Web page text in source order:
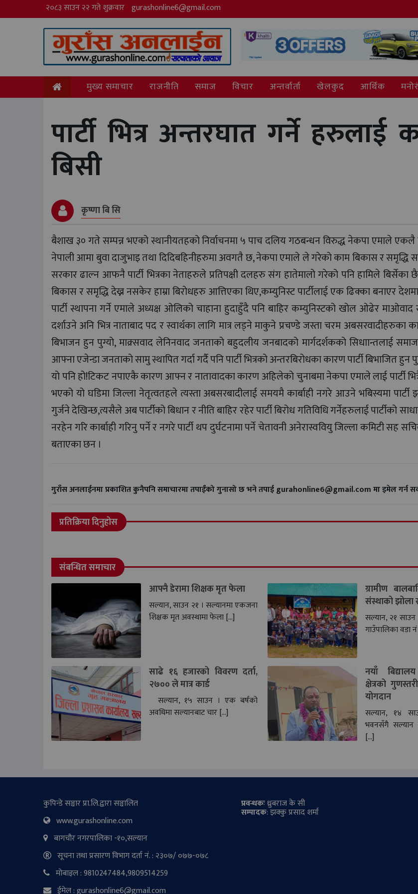
२०८३ साउन २२ गते शुक्रवार gurashonline6@gmail.com
मुख्य समाचार राजनीति समाज विचार अन्तर्वार्ता खेलकुद आर्थिक
पार्टी भित्र अन्तरघात गर्ने हरुलाई
बिसी
कृष्णा बि सि
बैशाख ३० गते सम्पन्न भएको स्थानीयतहको निर्वाचनमा ५ पाच दलिय गठबन्धन विरुद्ध नेकपा एमाले
नेपाली आमा बुवा दाजुभाइ तथा दिदिबहिनीहरुमा अवगतै छ, नेकपा एमाले ले गरेको काम बिकास र समृद्धि
सरकार ढाल्न आफनै पार्टी भित्रका नेताहरुले प्रतिपक्षी दलहरु संग हातेमालो गरेको पनि हामिले बिर्सेका
बिकास र समृद्धि देख्न नसकेर हाम्रा बिरोधहरु आत्तिएका थिए,कम्युनिस्ट पार्टीलाई एक ढिक्का बनाएर
पार्टी स्थापना गर्ने एमाले अध्यक्ष ओलिको चाहाना हुदाहुँदै पनि बाहिर कम्युनिस्टको खोल ओढेर माओवाद र
दर्शाउने अनि भित्र नाताबाद पद र स्वार्थका लागि मात्र लड्ने माकुने प्रचण्डे जस्ता चरम अबसरवादीहरुका
बिभाजन हुन पुग्यो, माक्र्सवाद लेनिनवाद जनताको बहुदलीय जनबादको मार्गदर्शकको सिधाान्तलाई
आफ्ना एजेन्डा जनताको सामु स्थापित गर्दा गर्दै पनि पार्टी भित्रको अन्तरबिरोधका कारण पार्टी बिभाजित हुन
यो पनि हो!टिकट नपाएकै कारण आफ्न र नातावादका कारण अहिलेको चुनाबमा नेकपा एमाले लाई पार्टी
भएको यो घडिमा जिल्ला नेतृत्वतहले त्यस्ता अबसरबादीलाई समयमै कार्बाही नगरे आउने भबिस्यमा पार्टी
गुर्जने देखिन्छ,त्यसैले अब पार्टीको बिधान र नीति बाहिर रहेर पार्टी बिरोध गतिविधि गर्नेहरुलाई पार्टीको
नरहेन गरि कार्बाही गरिनु पर्ने र नगरे पार्टी थप दुर्घटनामा पर्ने चेतावनी अनेरास्ववियु जिल्ला कमिटी सह
बताएका छन ।
गुराँस अनलाईनमा प्रकाशित कुनैपनि समाचारमा तपाईंको गुनासो छ भने तपाई gurahonline6@gmail.com मा इमेल गर्न
प्रतिक्रिया दिनुहोस
संबन्धित समाचार
आफ्नै डेरामा शिक्षक मृत फेला
सल्यान, साउन २१ । सल्यानमा एकजना
शिक्षक मृत अवस्थामा फेला […]
ग्रामीण
संस्थाको झोला
सल्यान, २१ साउन
गाउँपालिका वडा
साढे १६ हजारको विवरण दर्ता,
२७०० ले मात्र कार्ड
सल्यान, १५ साउन । एक बर्षको
अवधिमा सल्यानबाट चार […]
नयाँ
क्षेत्रको
योगदान
सल्यान, १४
भवनसँगै सल्यान
[…]
कुपिन्डे सञ्चार प्रा.लि.द्वारा सञ्चालित
www.gurashonline.com
बागचौर नगरपालिका -१०,सल्यान
सूचना तथा प्रसारण विभाग दर्ता नं. : २३०७/ ०७७-०७८
मोबाइल : 9810247484,9809514259
ईमेल : gurashonline6@gmail.com
प्रवन्धकःध्रुबराज के सी
सम्पादक: झक्कु प्रसाद शर्मा